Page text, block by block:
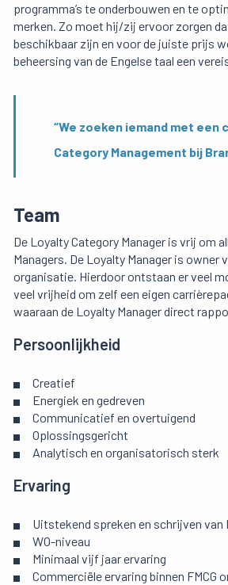
programma’s te onderbouwen en te
merken. Zo moet hij/zij ervoor zorgen
beschikbaar zijn en voor de juiste prijs
beheersing van de Engelse taal een
“We zoeken iemand met
Category Management bij
Team
De Loyalty Category Manager is vrij om
Managers. De Loyalty Manager is
organisatie. Hierdoor ontstaan er veel
veel vrijheid om zelf een eigen
waaraan de Loyalty Manager direct
Persoonlijkheid
Creatief
Energiek en gedreven
Communicatief en overtuigend
Oplossingsgericht
Analytisch en organisatorisch sterk
Ervaring
Uitstekend spreken en schrijven van
WO-niveau
Minimaal vijf jaar ervaring
Commerciële ervaring binnen FMCG